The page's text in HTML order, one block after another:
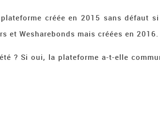
créée en 2015 sans défaut
et Wesharebonds mais créées en 2016.
? Si oui, la plateforme a-t-elle